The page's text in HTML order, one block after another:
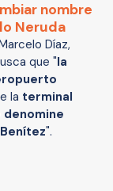
nombre
Neruda
Díaz,
que "la
la terminal
denomine
".